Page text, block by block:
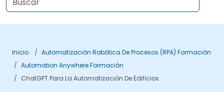
Inicio
Automatización Robótica De Procesos (RPA) Formación
Automation Anywhere Formación
ChatGPT Para La Automatización De Edificios